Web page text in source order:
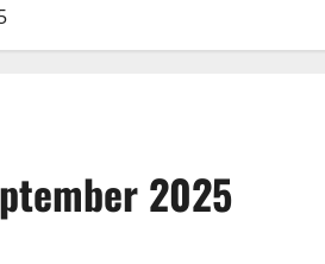
2025